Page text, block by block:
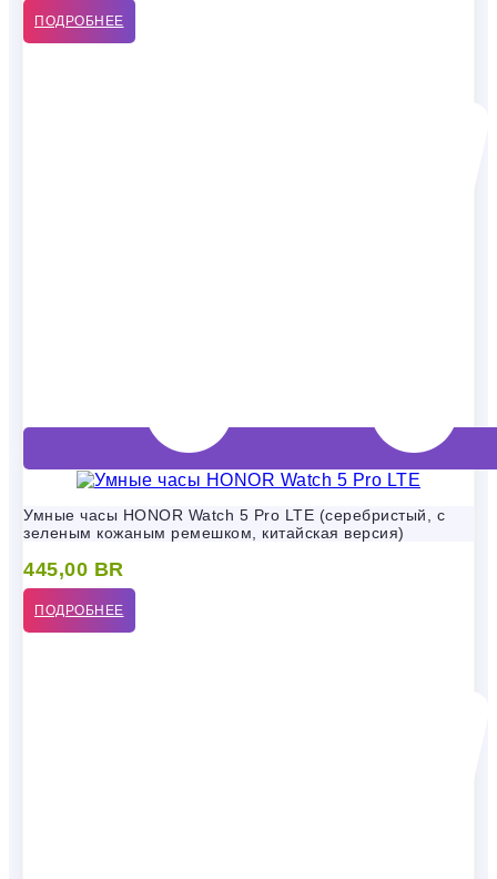
ПОДРОБНЕЕ
Умные часы HONOR Watch 5 Pro LTE (серебристый, с
зеленым кожаным ремешком, китайская версия)
445,00 BR
ПОДРОБНЕЕ